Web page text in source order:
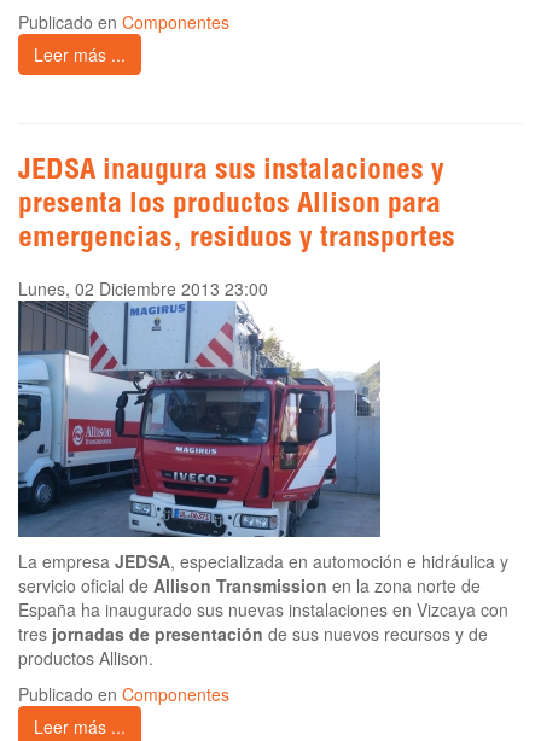
Publicado en Componentes
Leer más ...
JEDSA inaugura sus instalaciones y
presenta los productos Allison para
emergencias, residuos y transportes
Lunes, 02 Diciembre 2013 23:00
La empresa JEDSA, especializada en automoción e hidráulica y
servicio oficial de Allison Transmission en la zona norte de
España ha inaugurado sus nuevas instalaciones en Vizcaya con
tres jornadas de presentación de sus nuevos recursos y de
productos Allison.
Publicado en Componentes
Leer más ...